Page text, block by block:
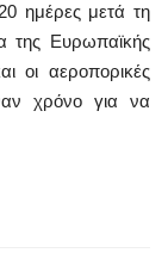
ημέρες μετά τη
της Ευρωπαϊκής
οι αεροπορικές
χρόνο για να